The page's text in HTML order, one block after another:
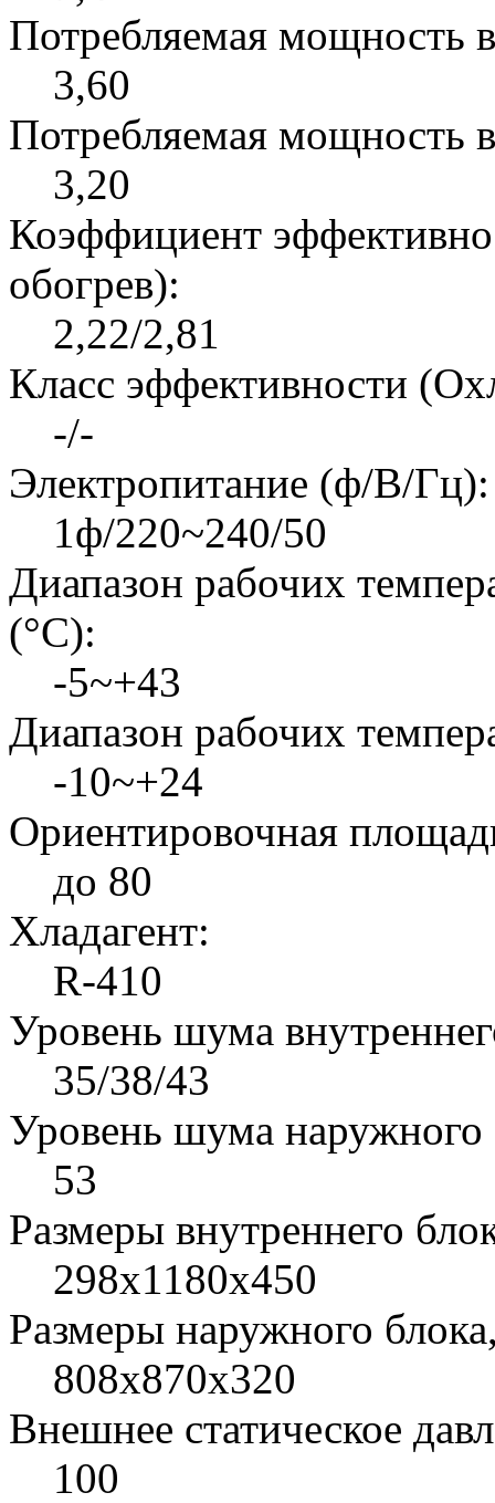
Потребляемая мощность
3,60
Потребляемая мощность
3,20
Коэффициент
обогрев):
2,22/2,81
Класс эффективности
-/-
Электропитание (ф/В/Гц):
1ф/220~240/50
Диапазон рабочих
(°C):
-5~+43
Диапазон рабочих
-10~+24
Ориентировочная
до 80
Хладагент:
R-410
Уровень шума
35/38/43
Уровень шума
53
Размеры внутреннего
298x1180х450
Размеры наружного
808х870х320
Внешнее статическое
100